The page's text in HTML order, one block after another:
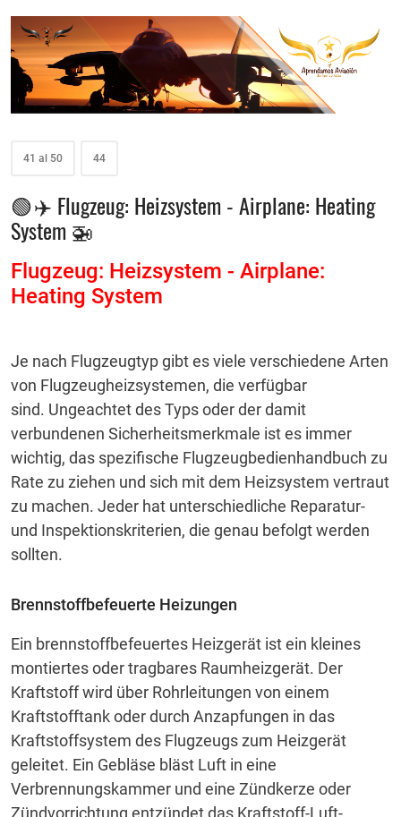
41 al 50 44
🟢 ✈️ Flugzeug: Heizsystem - Airplane: Heating
System 🚁
Flugzeug: Heizsystem - Airplane:
Heating System
Je nach Flugzeugtyp gibt es viele verschiedene Arten
von Flugzeugheizsystemen, die verfügbar
sind. Ungeachtet des Typs oder der damit
verbundenen Sicherheitsmerkmale ist es immer
wichtig, das spezifische Flugzeugbedienhandbuch zu
Rate zu ziehen und sich mit dem Heizsystem vertraut
zu machen. Jeder hat unterschiedliche Reparatur-
und Inspektionskriterien, die genau befolgt werden
sollten.
Brennstoffbefeuerte Heizungen
Ein brennstoffbefeuertes Heizgerät ist ein kleines
montiertes oder tragbares Raumheizgerät. Der
Kraftstoff wird über Rohrleitungen von einem
Kraftstofftank oder durch Anzapfungen in das
Kraftstoffsystem des Flugzeugs zum Heizgerät
geleitet. Ein Gebläse bläst Luft in eine
Verbrennungskammer und eine Zündkerze oder
Zündvorrichtung entzündet das Kraftstoff-Luft-